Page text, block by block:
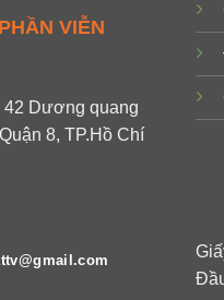
VIỄN
42 Dương quang
8, TP.Hồ Chí